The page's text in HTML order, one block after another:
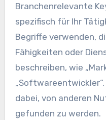
Branchenrelevante
spezifisch für Ihr
Begriffe verwenden,
Fähigkeiten oder
beschreiben, wie
dabei, von anderen
gefunden zu werden.